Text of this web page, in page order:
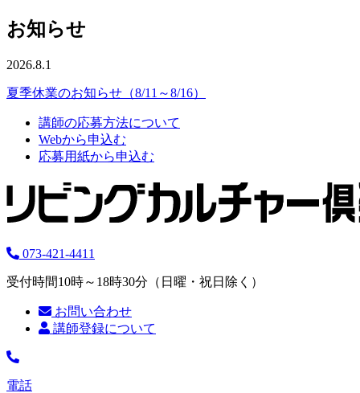
お知らせ
2026.8.1
夏季休業のお知らせ（8/11～8/16）
講師の応募方法について
Webから申込む
応募用紙から申込む
073-421-4411
受付時間10時～18時30分（日曜・祝日除く）
お問い合わせ
講師登録について
電話